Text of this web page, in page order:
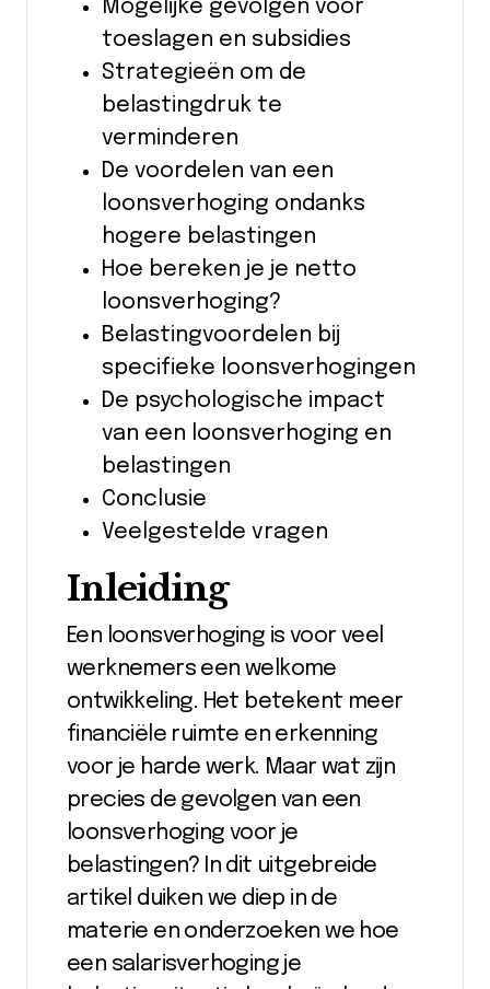
Mogelijke gevolgen voor
toeslagen en subsidies
Strategieën om de
belastingdruk te
verminderen
De voordelen van een
loonsverhoging ondanks
hogere belastingen
Hoe bereken je je netto
loonsverhoging?
Belastingvoordelen bij
specifieke loonsverhogingen
De psychologische impact
van een loonsverhoging en
belastingen
Conclusie
Veelgestelde vragen
Inleiding
Een loonsverhoging is voor veel
werknemers een welkome
ontwikkeling. Het betekent meer
financiële ruimte en erkenning
voor je harde werk. Maar wat zijn
precies de gevolgen van een
loonsverhoging voor je
belastingen? In dit uitgebreide
artikel duiken we diep in de
materie en onderzoeken we hoe
een salarisverhoging je